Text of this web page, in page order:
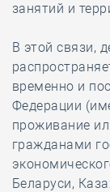
занятий и
В этой связи,
временно и
Федерации
проживание
гражданами
Беларуси,